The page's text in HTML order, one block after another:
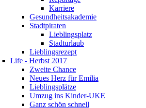
Karriere
Gesundheitsakademie
Stadtpiraten
Lieblingsplatz
Stadturlaub
Lieblingsrezept
Life - Herbst 2017
Zweite Chance
Neues Herz für Emilia
Lieblingsplätze
Umzug ins Kinder-UKE
Ganz schön schnell